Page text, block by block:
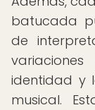
batucada
de
identidad y
musical.